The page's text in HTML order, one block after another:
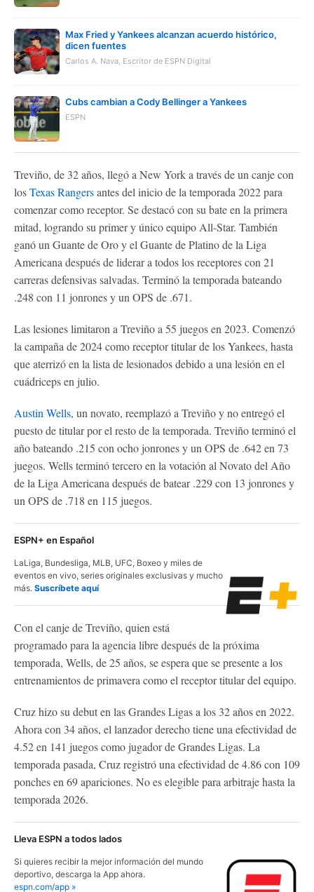
Max Fried y Yankees alcanzan acuerdo histórico,
dicen fuentes
Carlos A. Nava, Escritor de ESPN Digital
Cubs cambian a Cody Bellinger a Yankees
ESPN
Treviño, de 32 años, llegó a New York a través de un canje con
losTexas Rangersantes del inicio de la temporada 2022 para
comenzar como receptor. Se destacó con su bate en la primera
mitad, logrando su primer y único equipo All-Star. También
ganó un Guante de Oro y el Guante de Platino de la Liga
Americana después de liderar a todos los receptores con 21
carreras defensivas salvadas. Terminó la temporada bateando
.248 con 11 jonrones y un OPS de .671.
Las lesiones limitaron a Treviño a 55 juegos en 2023. Comenzó
la campaña de 2024 como receptor titular de los Yankees, hasta
que aterrizó en la lista de lesionados debido a una lesión en el
cuádriceps en julio.
Austin Wells, un novato, reemplazó a Treviño y no entregó el
puesto de titular por el resto de la temporada. Treviño terminó el
año bateando .215 con ocho jonrones y un OPS de .642 en 73
juegos. Wells terminó tercero en la votación al Novato del Año
de la Liga Americana después de batear .229 con 13 jonrones y
un OPS de .718 en 115 juegos.
ESPN+ en Español
LaLiga, Bundesliga, MLB, UFC, Boxeo y miles de
eventos en vivo, series originales exclusivas y mucho
más. Suscríbete aquí
Con el canje de Treviño, quien está
programado para la agencia libre después de la próxima
temporada, Wells, de 25 años, se espera que se presente a los
entrenamientos de primavera como el receptor titular del equipo.
Cruz hizo su debut en las Grandes Ligas a los 32 años en 2022.
Ahora con 34 años, el lanzador derecho tiene una efectividad de
4.52 en 141 juegos como jugador de Grandes Ligas. La
temporada pasada, Cruz registró una efectividad de 4.86 con 109
ponches en 69 apariciones. No es elegible para arbitraje hasta la
temporada 2026.
Lleva ESPN a todos lados
Si quieres recibir la mejor información del mundo
deportivo, descarga la App ahora.
espn.com/app »